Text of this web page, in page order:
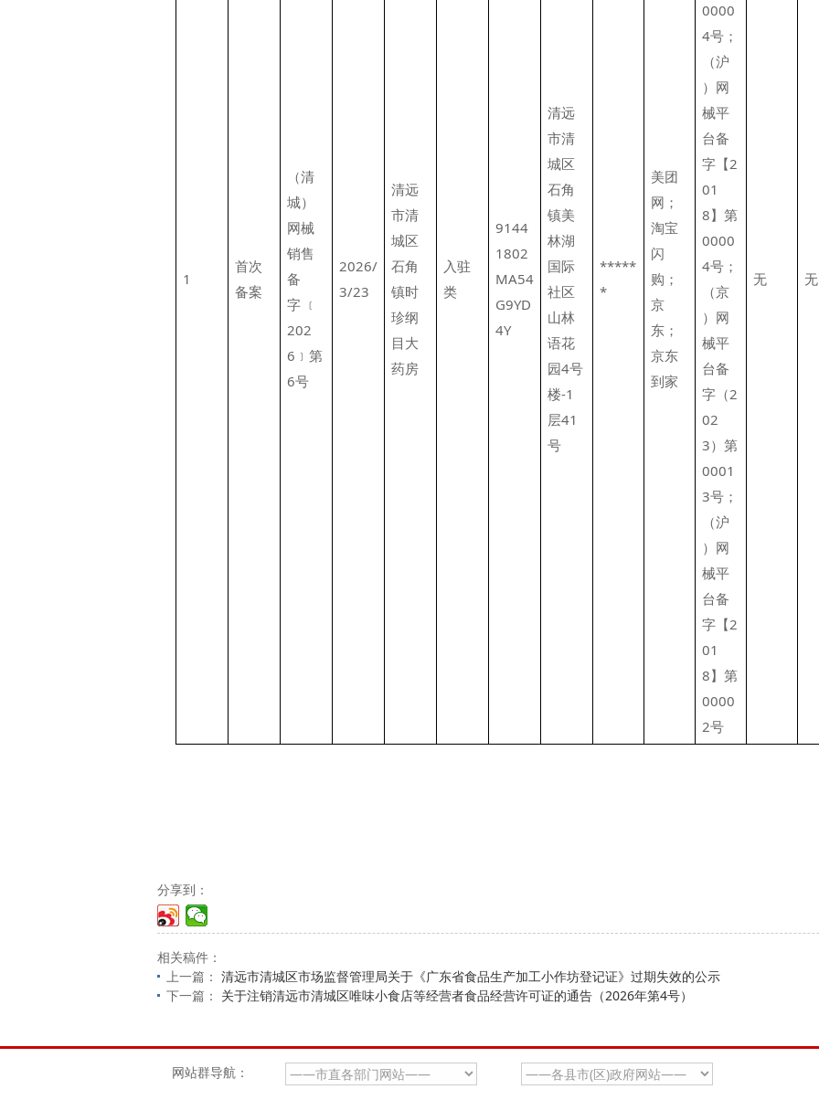
1
首次
备案
（清
城）
网械
销售
备
字 ﹝
202
6﹞第
6号
2026/
3/23
清远
市清
城区
石角
镇时
珍纲
目大
药房
入驻
类
9144
1802
MA54
G9YD
4Y
清远
市清
城区
石角
镇美
林湖
国际
社区
山林
语花
园4号
楼-1
层41
号
*****
*
美团
网；
淘宝
闪
购；
京
东；
京东
到家
0000
4号；
（沪
）网
械平
台备
字【2
01
8】第
0000
4号；
（京
）网
械平
台备
字（2
02
3）第
0001
3号；
（沪
）网
械平
台备
字【2
01
8】第
0000
2号
无 无
分享到：
相关稿件：
上一篇： 清远市清城区市场监督管理局关于《广东省食品生产加工小作坊登记证》过期失效的公示
下一篇： 关于注销清远市清城区唯味小食店等经营者食品经营许可证的通告（2026年第4号）
网站群导航：